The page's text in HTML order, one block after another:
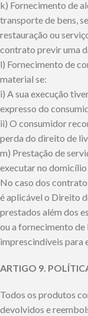
k) Fornecimento de
transporte de bens,
restauração ou
contrato previr uma
l) Fornecimento de
material se:
i) A sua execução
expresso do
ii) O consumidor
perda do direito de
m) Prestação de
executar no
No caso dos
é aplicável o Direito
prestados além dos
ou a fornecimento de
imprescindíveis para
ARTIGO 9.
Todos os produtos
devolvidos e